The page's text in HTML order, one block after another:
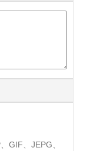
GIF、JEPG、